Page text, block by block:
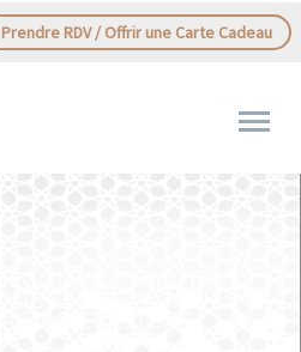
Prendre RDV / Offrir une Carte Cadeau